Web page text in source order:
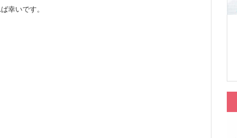
幸いです。